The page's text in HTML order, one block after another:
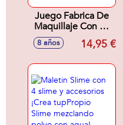
Juego Fabrica De
Maquillaje Con 20
Experimentos Crea
Pintalabios,
8 años 14,95 €